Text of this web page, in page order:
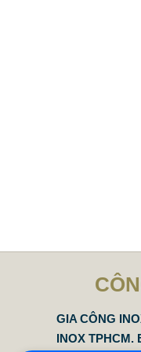
GIA CÔNG
INOX TPHCM.